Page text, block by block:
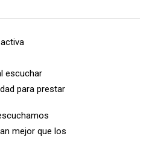
escuchar
para prestar
mejor que los